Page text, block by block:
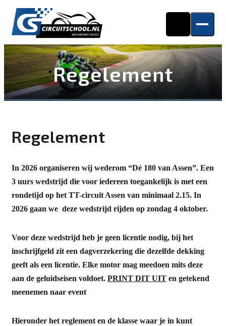
Regelement
Regelement
In 2026 organiseren wij wederom “Dé 180 van Assen”. Een
3 uurs wedstrijd die voor iedereen toegankelijk is met een
rondetijd op het TT-circuit Assen van minimaal 2.15. In
2026 gaan we deze wedstrijd rijden op zondag 4 oktober.
Voor deze wedstrijd heb je geen licentie nodig, bij het
inschrijfgeld zit een dagverzekering die dezelfde dekking
geeft als een licentie. Elke motor mag meedoen mits deze
aan de geluidseisen voldoet. PRINT DIT UIT en getekend
meenemen naar event
Hieronder het reglement en de klasse waar je in kunt